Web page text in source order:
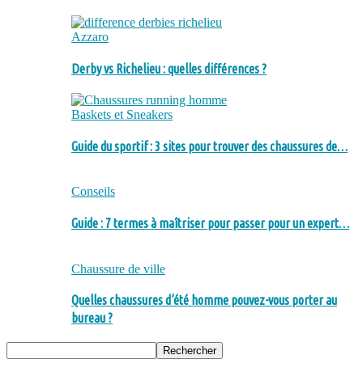
Azzaro
Derby vs Richelieu : quelles différences ?
Baskets et Sneakers
Guide du sportif : 3 sites pour trouver des chaussures de…
Conseils
Guide : 7 termes à maîtriser pour passer pour un expert…
Chaussure de ville
Quelles chaussures d’été homme pouvez-vous porter au
bureau ?